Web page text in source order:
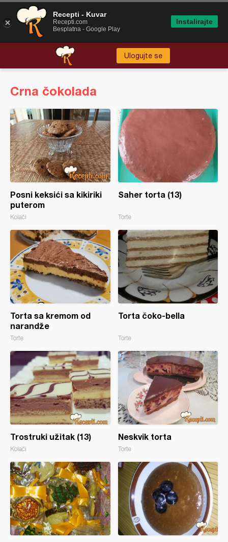
Ulogujte se
Crna čokolada
Posni keksići sa kikiriki
puterom
Kolači
Saher torta (13)
Torte
Torta sa kremom od
narandže
Torte
Torta čoko-bella
Torte
Trostruki užitak (13)
Kolači
Neskvik torta
Torte
Recepti - Kuvar
Recepti.com
Besplatna - Google Play
Instalirajte